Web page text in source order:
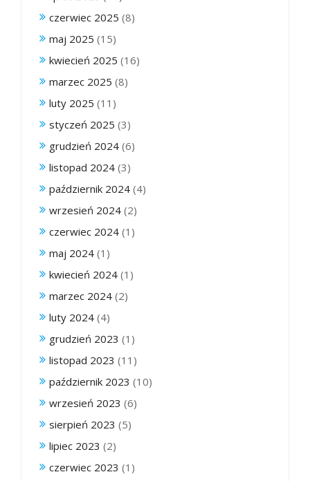
czerwiec 2025 (8)
maj 2025 (15)
kwiecień 2025 (16)
marzec 2025 (8)
luty 2025 (11)
styczeń 2025 (3)
grudzień 2024 (6)
listopad 2024 (3)
październik 2024 (4)
wrzesień 2024 (2)
czerwiec 2024 (1)
maj 2024 (1)
kwiecień 2024 (1)
marzec 2024 (2)
luty 2024 (4)
grudzień 2023 (1)
listopad 2023 (11)
październik 2023 (10)
wrzesień 2023 (6)
sierpień 2023 (5)
lipiec 2023 (2)
czerwiec 2023 (1)